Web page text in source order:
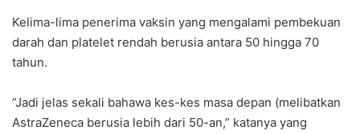
Kelima-lima penerima vaksin yang mengalami pembekuan
darah dan platelet rendah berusia antara 50 hingga 70
tahun.
”Jadi jelas sekali bahawa kes-kes masa depan (melibatkan
AstraZeneca berusia lebih dari 50-an,” katanya yang